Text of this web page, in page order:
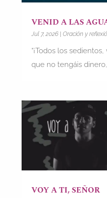
VENID A LAS
Jul 7, 2026| Oración y
“¡Todos los
que no tengáis dinero,
VOY A TI, SEÑOR